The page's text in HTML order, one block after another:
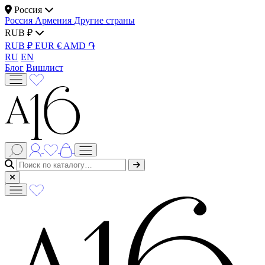
Россия
Россия Армения Другие страны
RUB ₽
RUB ₽ EUR € AMD ֏
RU EN
Блог Вишлист